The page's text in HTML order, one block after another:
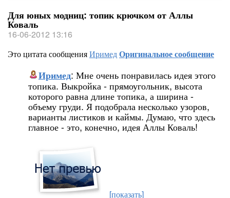
Для юных модниц: топик крючком от Аллы
Коваль
16-06-2012 13:16
Это цитата сообщенияИримедОригинальное сообщение
Иримед: Мне очень понравилась идея этого
топика. Выкройка - прямоугольник, высота
которого равна длине топика, а ширина -
объему груди. Я подобрала несколько узоров,
варианты листиков и каймы. Думаю, что здесь
главное - это, конечно, идея Аллы Коваль!
[показать]